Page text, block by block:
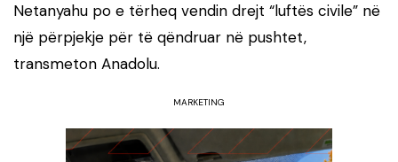
Netanyahu po e tërheq vendin drejt “luftës civile” në
një përpjekje për të qëndruar në pushtet,
transmeton Anadolu.
MARKETING